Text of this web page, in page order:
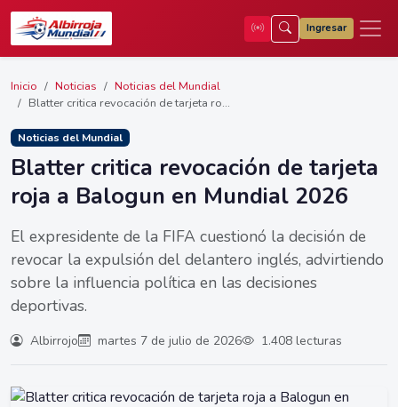
Ingresar
Inicio Noticias
Noticias del Mundial
Blatter critica revocación de tarjeta ro...
Noticias del Mundial
Blatter critica revocación de tarjeta
roja a Balogun en Mundial 2026
El expresidente de la FIFA cuestionó la decisión de
revocar la expulsión del delantero inglés, advirtiendo
sobre la influencia política en las decisiones
deportivas.
Albirrojo martes 7 de julio de 2026 1.408 lecturas